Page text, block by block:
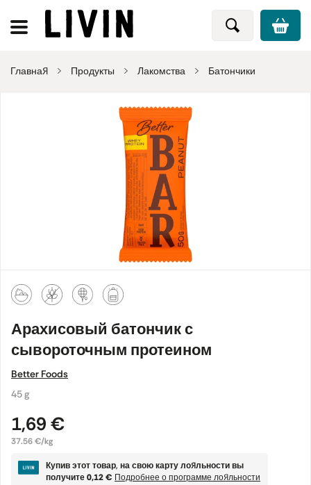
Главная Продукты Лакомства Батончики
Арахисовый батончик с
сывороточным протеином
Better Foods
45 g
1,69 €
37.56 €/kg
Купив этот товар, на свою карту лояльности вы
получите0,12 € Подробнее о программе лояльности